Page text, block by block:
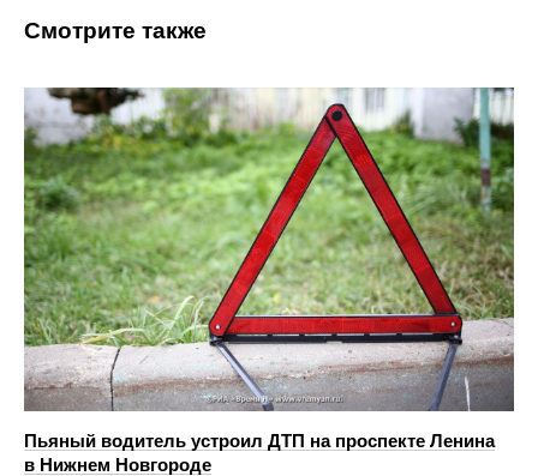
Смотрите также
Пьяный водитель устроил ДТП на проспекте Ленина
в Нижнем Новгороде